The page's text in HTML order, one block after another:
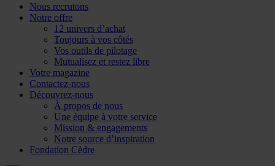
Nous recrutons
Notre offre
12 univers d’achat
Toujours à vos côtés
Vos outils de pilotage
Mutualisez et restez libre
Votre magazine
Contactez-nous
Découvrez-nous
À propos de nous
Une équipe à votre service
Mission & engagements
Notre source d’inspiration
Fondation Cèdre